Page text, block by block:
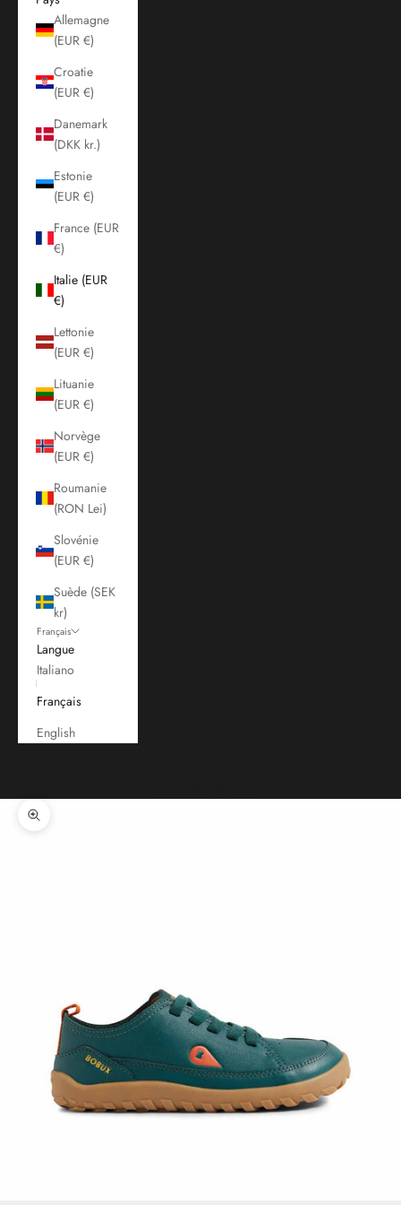
Allemagne
(EUR €)
Croatie
(EUR €)
Danemark
(DKK kr.)
Estonie
(EUR €)
France (EUR
€)
Italie (EUR
€)
Lettonie
(EUR €)
Lituanie
(EUR €)
Norvège
(EUR €)
Roumanie
(RON Lei)
Slovénie
(EUR €)
Suède (SEK
kr)
Français
Langue
Italiano
Français
English
Zoomer sur l'image